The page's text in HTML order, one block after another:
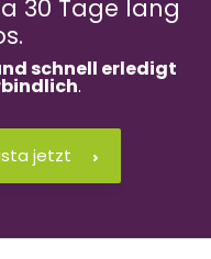
30 Tage lang
schnell erledigt
.
jetzt